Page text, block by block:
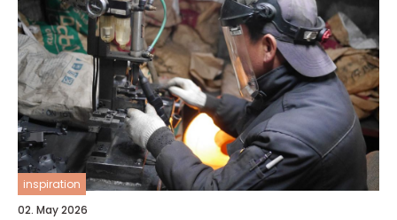
inspiration
02. May 2026